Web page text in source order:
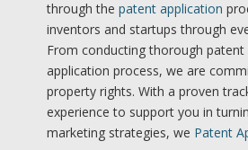
through the patent application
inventors and startups through
From conducting thorough
application process, we are
property rights. With a proven
experience to support you in
marketing strategies, we Patent